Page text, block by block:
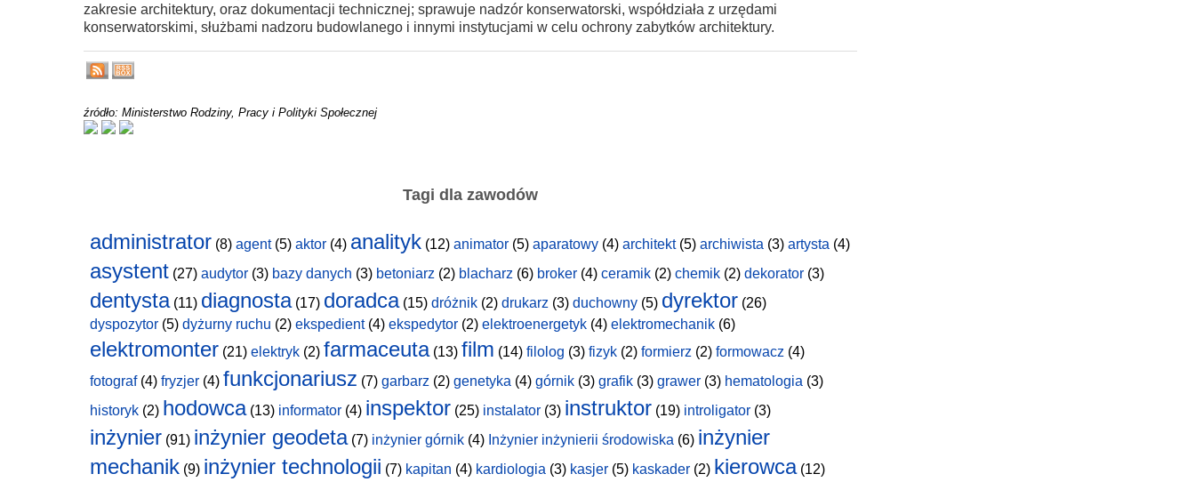
zakresie architektury, oraz dokumentacji technicznej; sprawuje nadzór konserwatorski, współdziała z urzędami
konserwatorskimi, służbami nadzoru budowlanego i innymi instytucjami w celu ochrony zabytków architektury.
źródło: Ministerstwo Rodziny, Pracy i Polityki Społecznej
Tagi dla zawodów
administrator (8) agent(5) aktor (4) analityk (12) animator (5) aparatowy (4) architekt(5) archiwista (3) artysta (4)
asystent (27) audytor (3) bazy danych (3) betoniarz (2) blacharz (6) broker (4) ceramik (2) chemik (2) dekorator (3)
dentysta(11) diagnosta(17) doradca(15) dróżnik (2) drukarz (3) duchowny (5) dyrektor (26)
dyspozytor (5) dyżurny ruchu (2) ekspedient(4) ekspedytor (2) elektroenergetyk (4) elektromechanik (6)
elektromonter (21) elektryk (2) farmaceuta(13) film (14) filolog (3) fizyk (2) formierz (2) formowacz (4)
fotograf(4) fryzjer (4) funkcjonariusz (7) garbarz (2) genetyka (4) górnik (3) grafik (3) grawer (3) hematologia (3)
historyk (2) hodowca(13) informator (4) inspektor (25) instalator (3) instruktor (19) introligator (3)
inżynier (91) inżynier geodeta(7) inżynier górnik (4) Inżynier inżynierii środowiska (6) inżynier
mechanik (9) inżynier technologii (7) kapitan (4) kardiologia (3) kasjer (5) kaskader (2) kierowca(12)